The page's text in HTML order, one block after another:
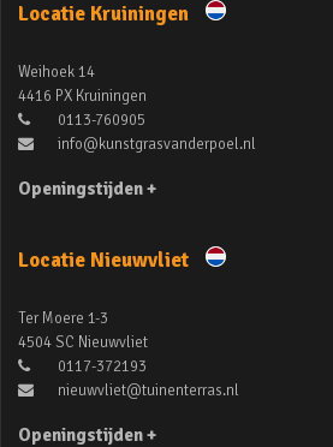
Locatie Kruiningen
Weihoek 14
4416 PX Kruiningen
0113-760905
info@kunstgrasvanderpoel.nl
Openingstijden +
Locatie Nieuwvliet
Ter Moere 1-3
4504 SC Nieuwvliet
0117-372193
nieuwvliet@tuinenterras.nl
Openingstijden +